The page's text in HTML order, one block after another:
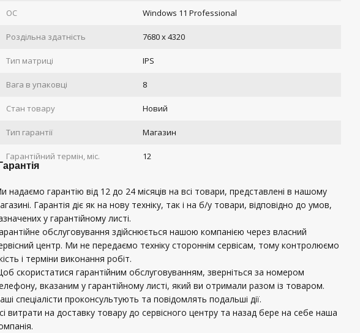
ОС Windows 11 Professional
Роздільна здатність 7680 x 4320
Тип матриці IPS
Вага в упаковці 8
Стан товару Новий
Тип гарантії Магазин
Гарантійний термін, міс. 12
Гарантія
надаємо гарантію від 12 до 24 місяців на всі товари, представлені в нашому
Гарантія діє як на нову техніку, так і на б/у товари, відповідно до умов,
у гарантійному листі.
обслуговування здійснюється нашою компанією через власний
центр. Ми не передаємо техніку стороннім сервісам, тому контролюємо
і терміни виконання робіт.
скористатися гарантійним обслуговуванням, зверніться за номером
вказаним у гарантійному листі, який ви отримали разом із товаром.
спеціалісти проконсультують та повідомлять подальші дії.
витрати на доставку товару до сервісного центру та назад бере на себе наша